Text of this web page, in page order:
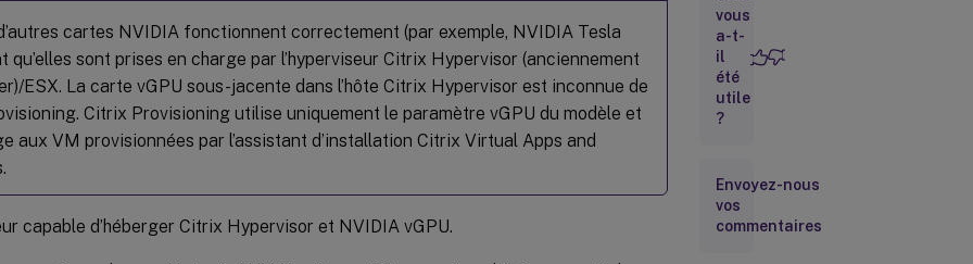
cartes NVIDIA fonctionnent correctement (par exemple, NVIDIA Tesla
qu’elles sont prises en charge par l’hyperviseur Citrix Hypervisor (anciennement
ESX. La carte vGPU sous-jacente dans l’hôte Citrix Hypervisor est inconnue de
Citrix Provisioning utilise uniquement le paramètre vGPU du modèle et
aux VM provisionnées par l’assistant d’installation Citrix Virtual Apps and
capable d’héberger Citrix Hypervisor et NVIDIA vGPU.
Provisioning et
Citrix Virtual
Apps and
Desktops
vous
a-t-
il
été
utile
?
Envoyez-nous
vos
commentaires